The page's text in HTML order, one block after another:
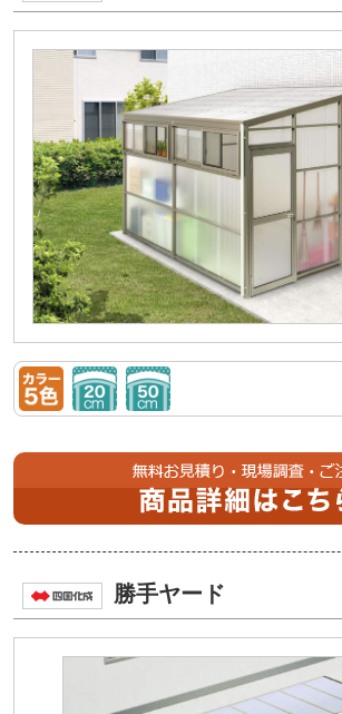
勝手ヤード